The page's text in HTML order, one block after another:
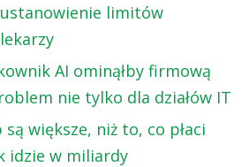
limitów
AI ominąłby firmową
nie tylko dla działów IT
większe, niż to, co płaci
idzie w miliardy